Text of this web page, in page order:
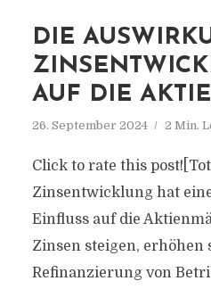
DIE
AUF DIE
26. September 2024 2 Min.
Click to rate this
Zinsentwicklung hat
Einfluss auf die
Zinsen steigen, erhöhen
Refinanzierung von